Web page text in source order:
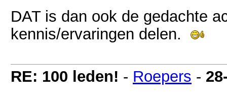
DAT is dan ook de gedachte
kennis/ervaringen delen.
RE: 100 leden! - Roepers -